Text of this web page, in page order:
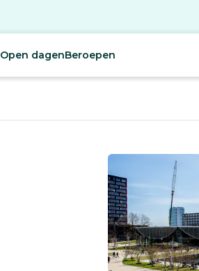
Open dagenBeroepen